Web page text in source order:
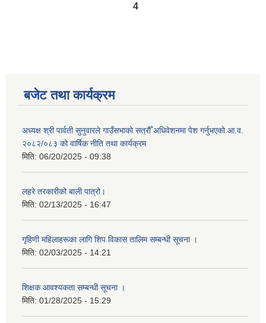
4
बजेट तथा कार्यक्रम
अध्यक्ष श्री पार्वती सुनुवारले गाउँसभाको सत्रौँ अधिवेशनमा पेश गर्नुभएको आ.व.
२०८२/०८३ को वार्षिक नीति तथा कार्यक्रम
मिति: 06/20/2025 - 09:38
लहरे तरकारीको बाली पात्रो।
मिति: 02/13/2025 - 16:47
गृहिणी महिलाहरूका लागि शिप विकास तालिम सम्बन्धी सूचना ‌।
मिति: 02/03/2025 - 14:21
शिक्षक आवश्यकता सम्बन्धी सूचना ।
मिति: 01/28/2025 - 15:29